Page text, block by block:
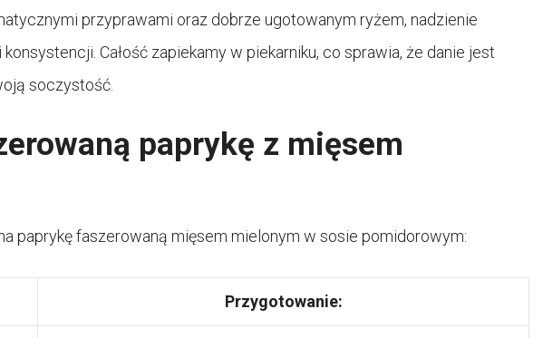
przyprawami oraz dobrze ugotowanym ryżem, nadzienie
Całość zapiekamy w piekarniku, co sprawia, że danie jest
soczystość.
paprykę z mięsem
paprykę faszerowaną mięsem mielonym w sosie pomidorowym:
Przygotowanie: